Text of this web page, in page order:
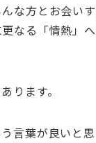
な方とお会い
なる「情熱」
ります。
言葉が良いと思